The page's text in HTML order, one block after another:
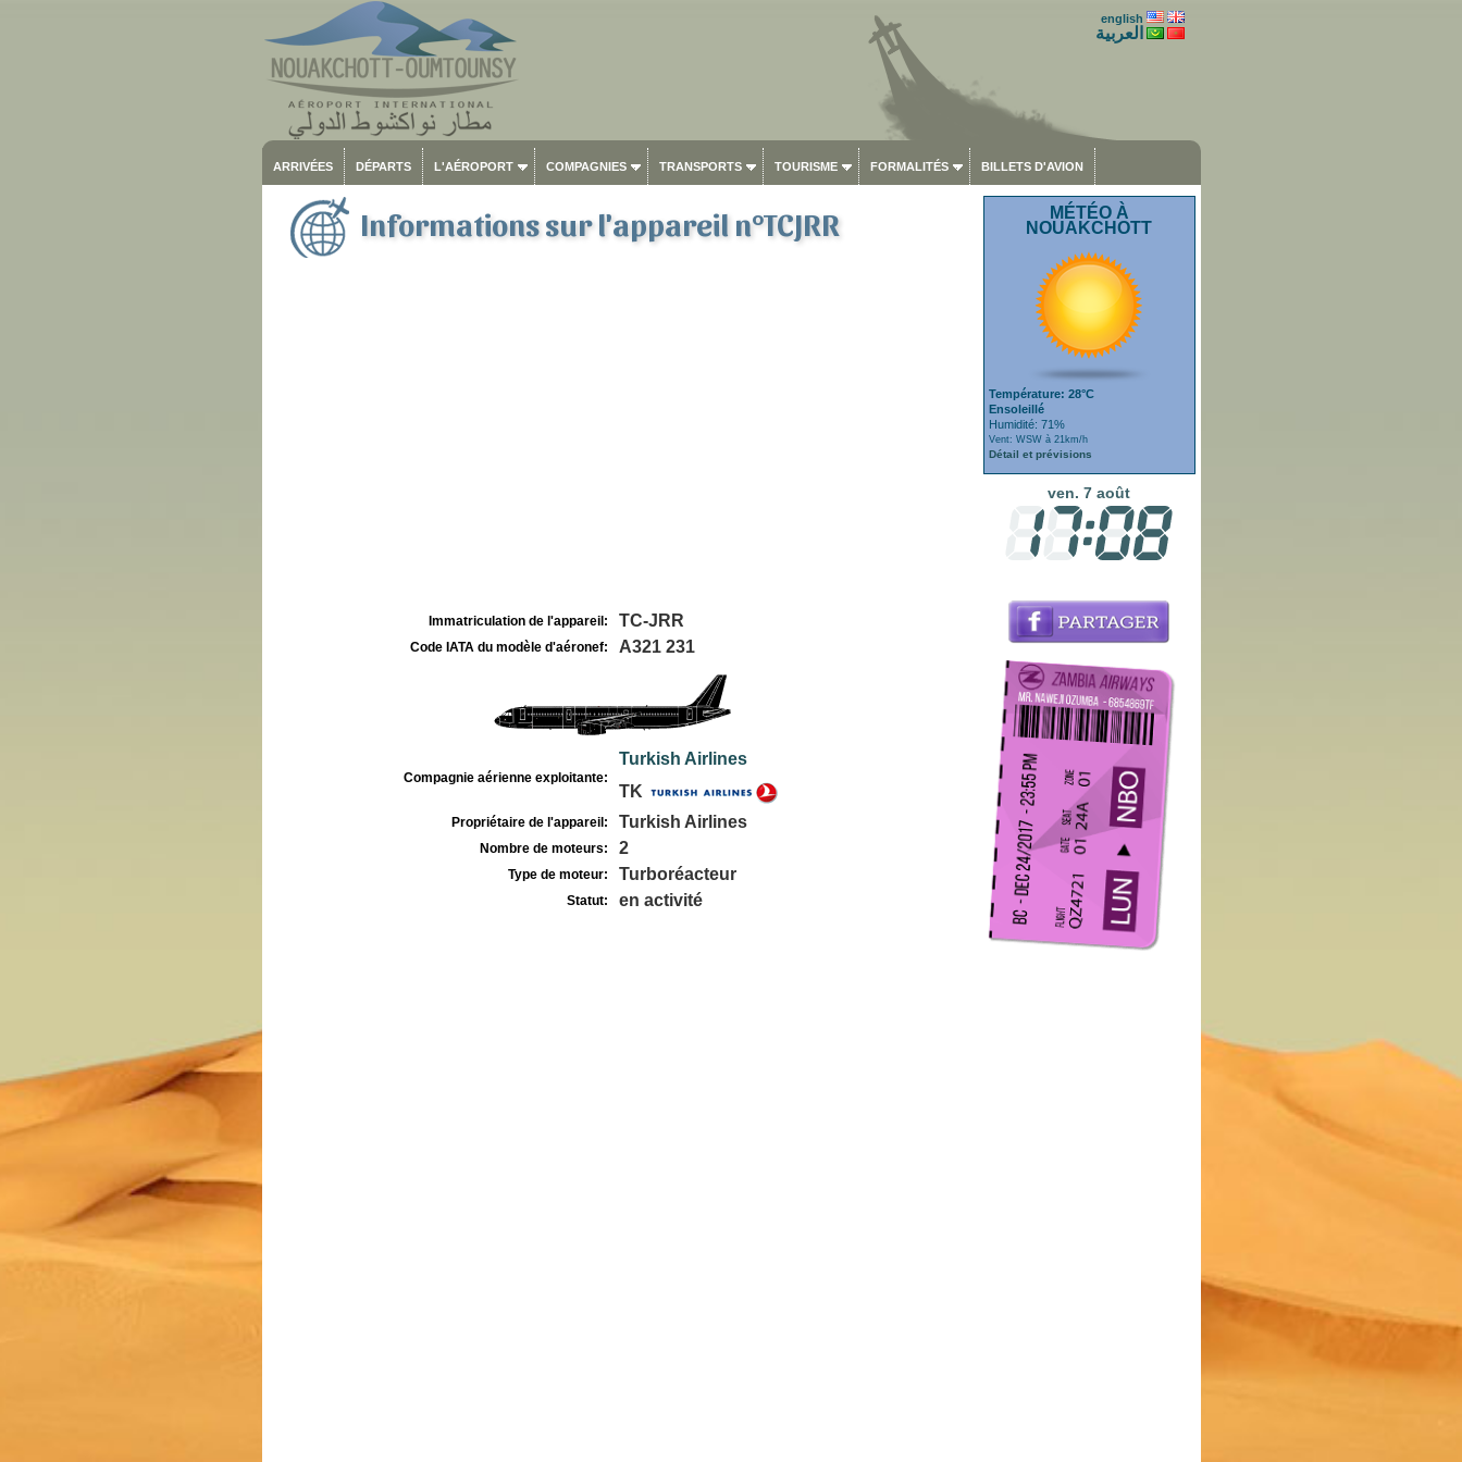
english
العربية
ARRIVÉES DÉPARTS L'AÉROPORT COMPAGNIES TRANSPORTS TOURISME FORMALITÉS BILLETS D'AVION
Informations sur l'appareil n°TCJRR
Immatriculation de l'appareil: TC-JRR
Code IATA du modèle d'aéronef: A321 231
Compagnie aérienne exploitante:
Turkish Airlines
TK
Propriétaire de l'appareil: Turkish Airlines
Nombre de moteurs: 2
Type de moteur: Turboréacteur
Statut: en activité
MÉTÉO À
NOUAKCHOTT
Température: 28°C
Ensoleillé
Humidité: 71%
Vent: WSW à 21km/h
Détail et prévisions
ven. 7 août